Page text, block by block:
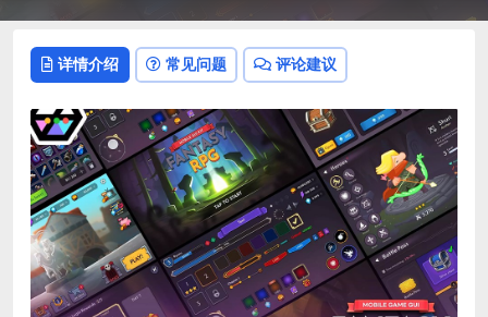
详情介绍 常见问题 评论建议